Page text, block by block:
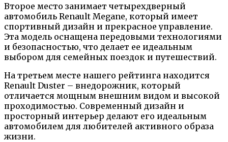
Второе место занимает четырехдверный
автомобиль Renault Megane, который имеет
спортивный дизайн и прекрасное управление.
Эта модель оснащена передовыми технологиями
и безопасностью, что делает ее идеальным
выбором для семейных поездок и путешествий.
На третьем месте нашего рейтинга находится
Renault Duster – внедорожник, который
отличается мощным внешним видом и высокой
проходимостью. Современный дизайн и
просторный интерьер делают его идеальным
автомобилем для любителей активного образа
жизни.